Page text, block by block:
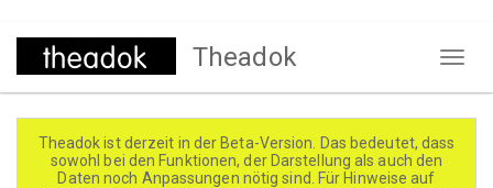
Direkt
Theadok
Theadok ist derzeit in der Beta-Version. Das bedeutet, dass
sowohl bei den Funktionen, der Darstellung als auch den
Daten noch Anpassungen nötig sind. Für Hinweise auf